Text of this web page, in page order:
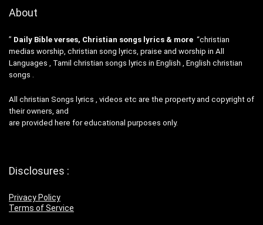
About
” Daily Bible verses, Christian songs lyrics & more “christian
medias worship, christian song lyrics, praise and worship in All
Languages , Tamil christian songs lyrics in English , English christian
songs .
All christian Songs lyrics , videos etc are the property and copyright of
their owners, and
are provided here for educational purposes only.
Disclosures :
Privacy Policy
Terms of Service